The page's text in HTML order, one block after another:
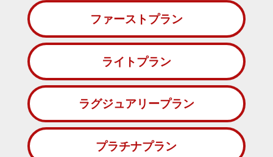
ファーストプラン
ライトプラン
ラグジュアリープラン
プラチナプラン